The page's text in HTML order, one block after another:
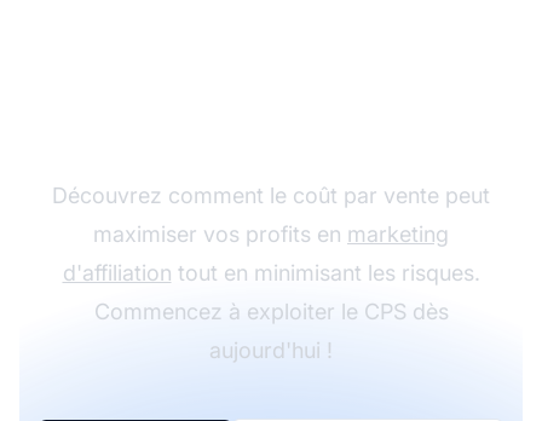
Découvrez comment le coût par vente peut
maximiser vos profits en marketing
d'affiliation tout en minimisant les risques.
Commencez à exploiter le CPS dès
aujourd'hui !